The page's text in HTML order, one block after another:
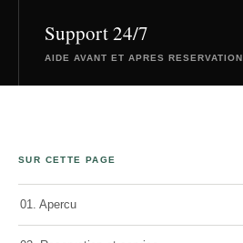
Support 24/7
AIDE AVANT ET APRES RESERVATION
SUR CETTE PAGE
01. Apercu